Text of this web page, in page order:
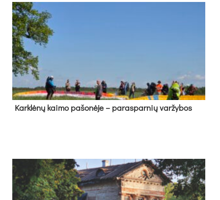
Kark­lė­nų kai­mo pa­šo­nė­je – pa­ras­par­nių var­žy­bos